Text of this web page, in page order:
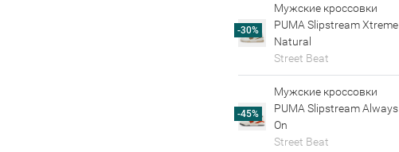
-30%
Мужские кроссовки
PUMA Slipstream Xtreme
Natural
Street Beat
-45%
Мужские кроссовки
PUMA Slipstream Always
On
Street Beat